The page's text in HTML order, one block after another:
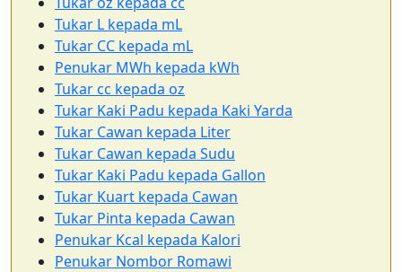
Tukar L kepada mL
Tukar CC kepada mL
Penukar MWh kepada kWh
Tukar cc kepada oz
Tukar Kaki Padu kepada Kaki Yarda
Tukar Cawan kepada Liter
Tukar Cawan kepada Sudu
Tukar Kaki Padu kepada Gallon
Tukar Kuart kepada Cawan
Tukar Pinta kepada Cawan
Penukar Kcal kepada Kalori
Penukar Nombor Romawi